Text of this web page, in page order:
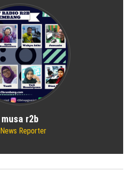
musa r2b
News Reporter